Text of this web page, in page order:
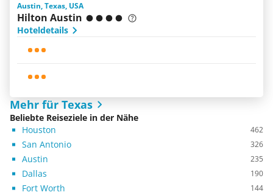
Austin, Texas, USA
Hilton Austin
Hoteldetails
Mehr für Texas
Beliebte Reiseziele in der Nähe
Houston
462
San Antonio 326
Austin 235
Dallas 190
Fort Worth 144